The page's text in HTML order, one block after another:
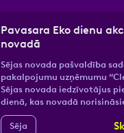
Pavasara Eko dienu
novadā
Sējas novada pašvaldība
pakalpojumu uzņēmumu
Sējas novada iedzīvotājus
dienā, kas novadā
Sēja